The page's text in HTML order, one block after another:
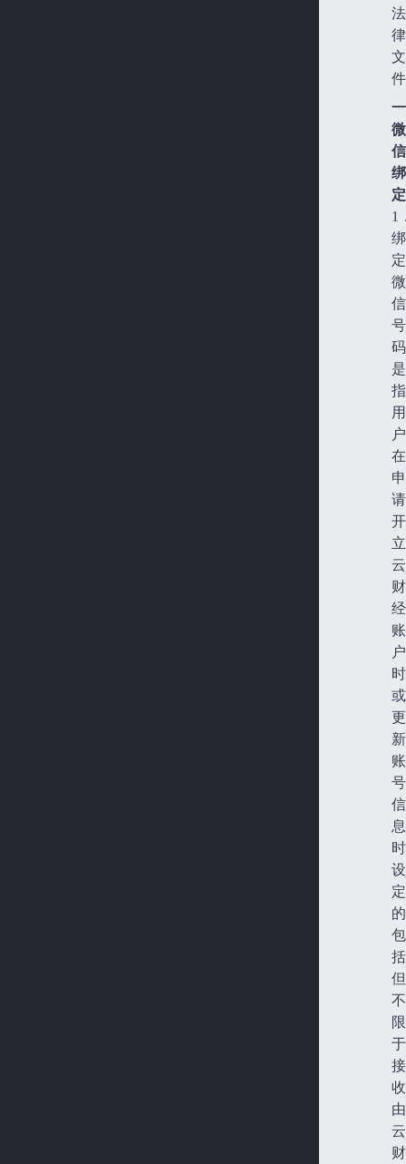
法
律
文
微
信
绑
定
1
绑
定
微
信
号
是
指
用
户
在
申
请
开
立
云
财
经
账
户
时
或
更
新
账
号
信
息
时
设
定
包
括
但
不
限
于
接
收
由
云
财